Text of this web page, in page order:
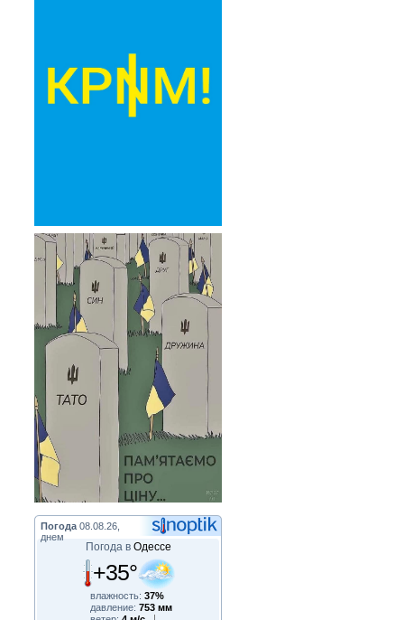
Погода 08.08.26,
днем
Погода в Одессе
+35°
влажность: 37%
давление: 753 мм